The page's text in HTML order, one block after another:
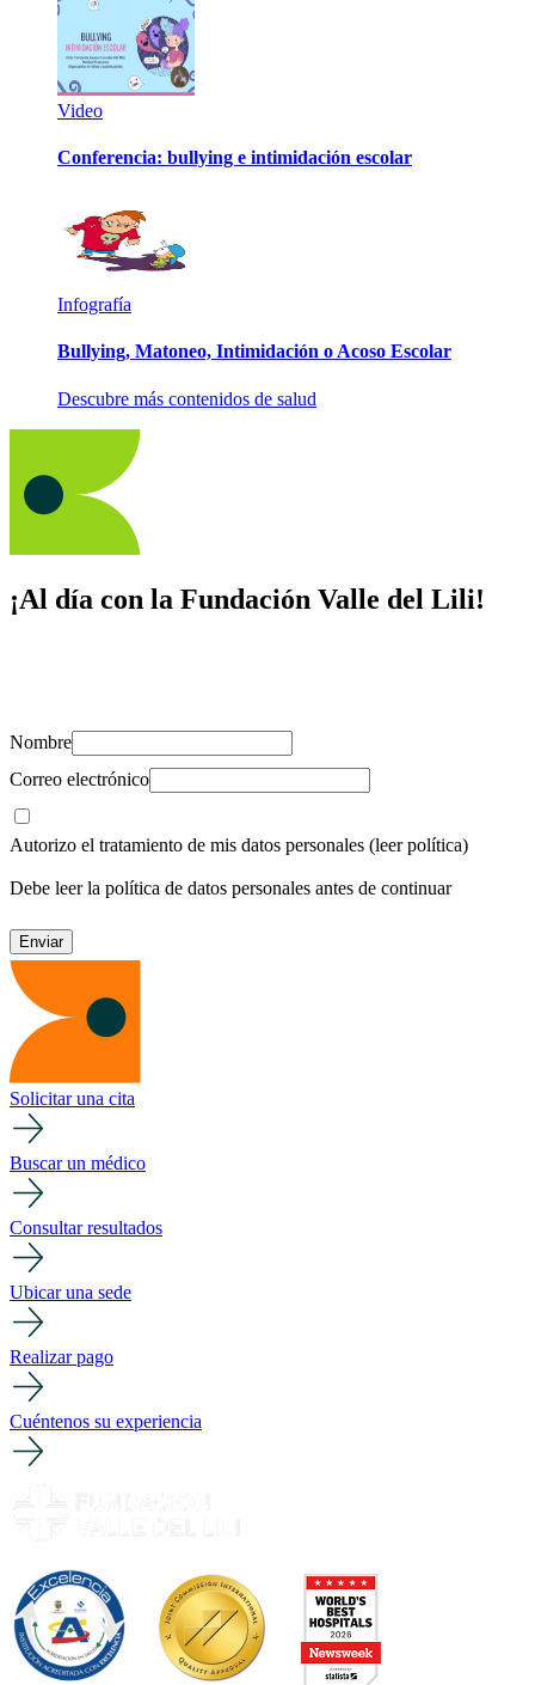
Video
Conferencia: bullying e intimidación escolar
Infografía
Bullying, Matoneo, Intimidación o Acoso Escolar
Descubre más contenidos de salud
¡Al día con la Fundación Valle del Lili!
Nombre
Correo electrónico
Autorizo el tratamiento de mis datos personales (leer política)
Debe leer la política de datos personales antes de continuar
Solicitar una cita
Buscar un médico
Consultar resultados
Ubicar una sede
Realizar pago
Cuéntenos su experiencia